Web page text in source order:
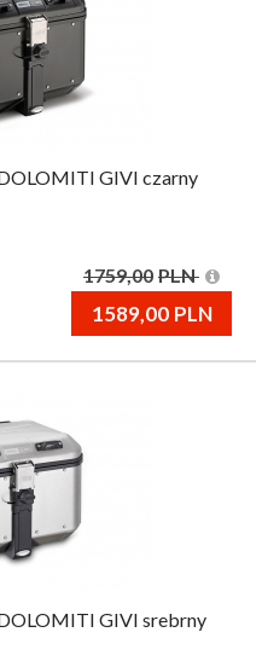
GIVI czarny
1759,00 PLN
1589,00 PLN
GIVI srebrny